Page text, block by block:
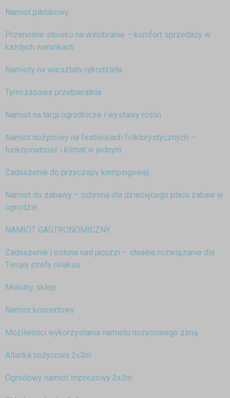
Namiot piknikowy
Przenośne stoisko na winobranie – komfort sprzedaży w
każdych warunkach
Namioty na warsztaty rękodzieła
Tymczasowa przebieralnia
Namiot na targi ogrodnicze i wystawy roślin
Namiot nożycowy na festiwalach folklorystycznych –
funkcjonalność i klimat w jednym
Zadaszenie do przyczepy kempingowej
Namiot do zabawy – ochrona dla dziecięcego placu zabaw w
ogrodzie
NAMIOT GASTRONOMICZNY
Zadaszenie i osłona nad jacuzzi – idealne rozwiązanie dla
Twojej strefy relaksu
Mobilny sklep
Namiot koncertowy
Możliwości wykorzystania namiotu nożycowego zimą
Altanka nożycowa 2x3m
Ogrodowy namiot imprezowy 2x3m